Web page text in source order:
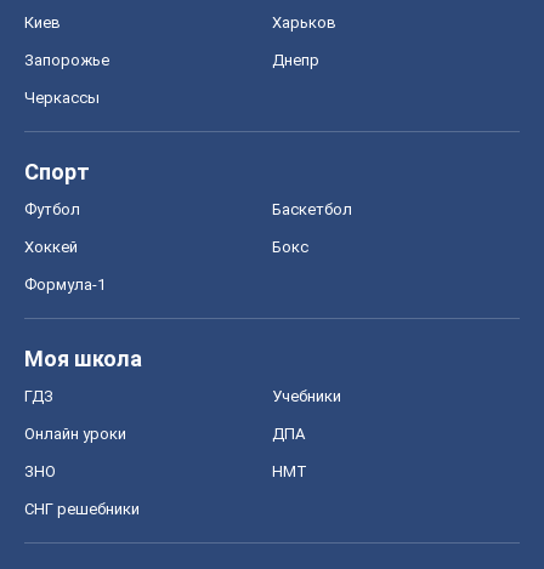
Киев Харьков
Запорожье Днепр
Черкассы
Спорт
Футбол Баскетбол
Хоккей Бокс
Формула-1
Моя школа
ГДЗ Учебники
Онлайн уроки ДПА
ЗНО НМТ
СНГ решебники